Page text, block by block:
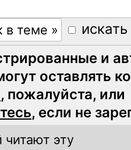
и
оставлять
, пожалуйста, или
, если не
читают эту